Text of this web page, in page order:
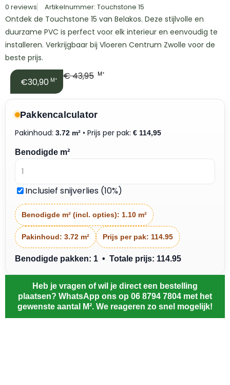
0 reviews Artikelnummer: Touchstone 15
Ontdek de Touchstone 15 van Belakos. Deze stijlvolle en
duurzame PVC is perfect voor elk interieur en eenvoudig te
installeren. Verkrijgbaar bij Vloeren Centrum Zwolle voor de
beste prijs.
€30,90 M² €43,95 M²
Pakkencalculator
Pakinhoud: 3.72 m² • Prijs per pak: € 114,95
Benodigde m²
Inclusief snijverlies (10%)
Benodigde m² (incl. opties): 1.10 m²
Pakinhoud: 3.72 m² Prijs per pak: 114.95
Benodigde pakken: 1 • Totale prijs: 114.95
Heb je vragen of wil je direct een bestelling
plaatsen? WhatsApp ons op 06 8794 7804 met het
gewenste aantal M². We reageren zo snel mogelijk!